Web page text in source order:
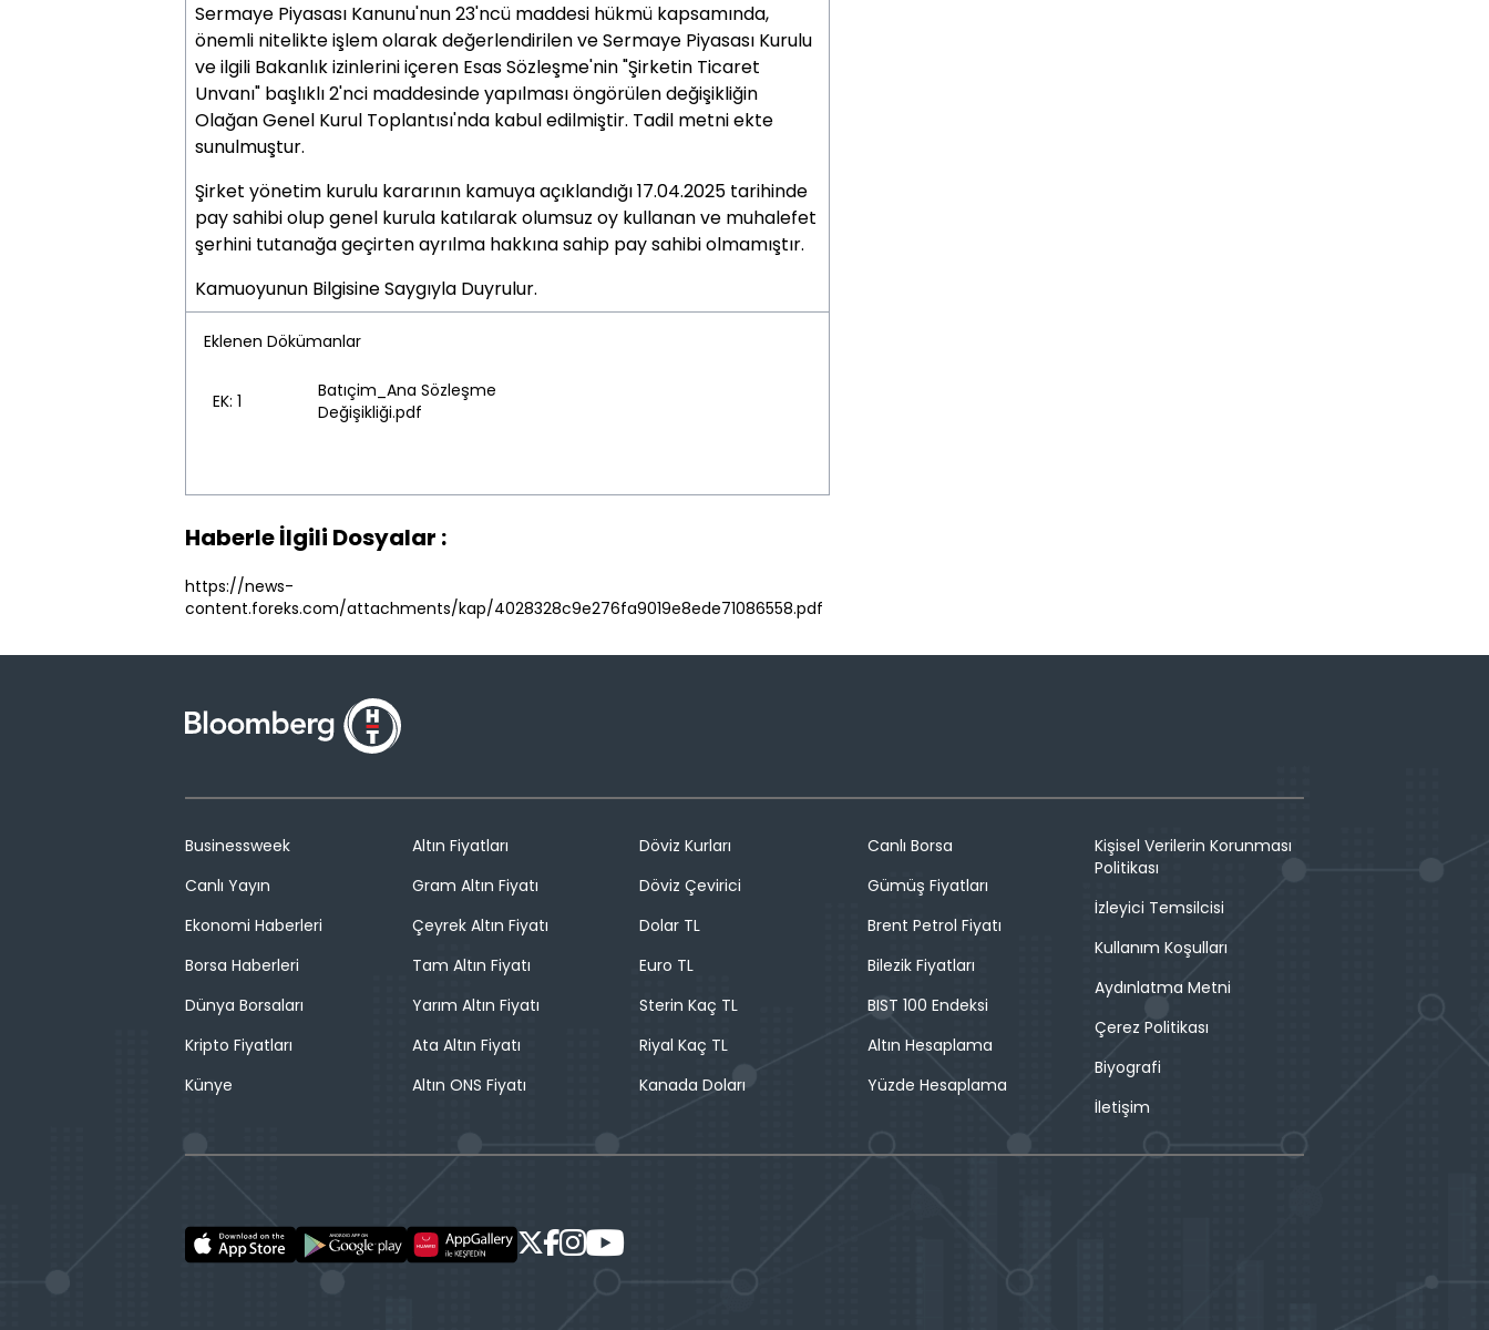
Sermaye Piyasası Kanunu'nun 23'ncü maddesi hükmü kapsamında,
önemli nitelikte işlem olarak değerlendirilen ve Sermaye Piyasası Kurulu
ve ilgili Bakanlık izinlerini içeren Esas Sözleşme'nin "Şirketin Ticaret
Unvanı" başlıklı 2'nci maddesinde yapılması öngörülen değişikliğin
Olağan Genel Kurul Toplantısı'nda kabul edilmiştir. Tadil metni ekte
sunulmuştur.
Şirket yönetim kurulu kararının kamuya açıklandığı 17.04.2025 tarihinde
pay sahibi olup genel kurula katılarak olumsuz oy kullanan ve muhalefet
şerhini tutanağa geçirten ayrılma hakkına sahip pay sahibi olmamıştır.
Kamuoyunun Bilgisine Saygıyla Duyrulur.
Eklenen Dökümanlar
EK: 1
Batıçim_Ana Sözleşme
Değişikliği.pdf
Haberle İlgili Dosyalar :
https://news-
content.foreks.com/attachments/kap/4028328c9e276fa9019e8ede71086558.pdf
Businessweek
Canlı Yayın
Ekonomi Haberleri
Borsa Haberleri
Dünya Borsaları
Kripto Fiyatları
Künye
Altın Fiyatları
Gram Altın Fiyatı
Çeyrek Altın Fiyatı
Tam Altın Fiyatı
Yarım Altın Fiyatı
Ata Altın Fiyatı
Altın ONS Fiyatı
Döviz Kurları
Döviz Çevirici
Dolar TL
Euro TL
Sterin Kaç TL
Riyal Kaç TL
Kanada Doları
Canlı Borsa
Gümüş Fiyatları
Brent Petrol Fiyatı
Bilezik Fiyatları
BIST 100 Endeksi
Altın Hesaplama
Yüzde Hesaplama
Kişisel Verilerin Korunması
Politikası
İzleyici Temsilcisi
Kullanım Koşulları
Aydınlatma Metni
Çerez Politikası
Biyografi
İletişim